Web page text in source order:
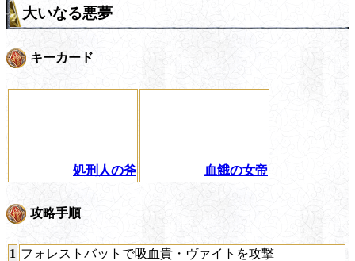
大いなる悪夢
キーカード
処刑人の斧 血餓の女帝
攻略手順
1 フォレストバットで吸血貴・ヴァイトを攻撃